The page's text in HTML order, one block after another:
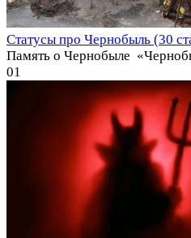
Статусы про Чернобыль (30
Память о Чернобыле
01